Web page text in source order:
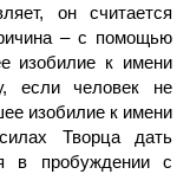
он считается
– с помощью
изобилие к имени
если человек не
изобилие к имени
Творца дать
в пробуждении с